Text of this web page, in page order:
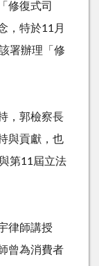
修復式司
，特於11月
署辦理「修
，郭檢察長
與貢獻，也
第11屆立法
律師講授
曾為消費者